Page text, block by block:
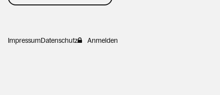
ImpressumDatenschutz Anmelden